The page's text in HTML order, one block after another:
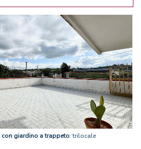
con giardino atrappeto: trilocale